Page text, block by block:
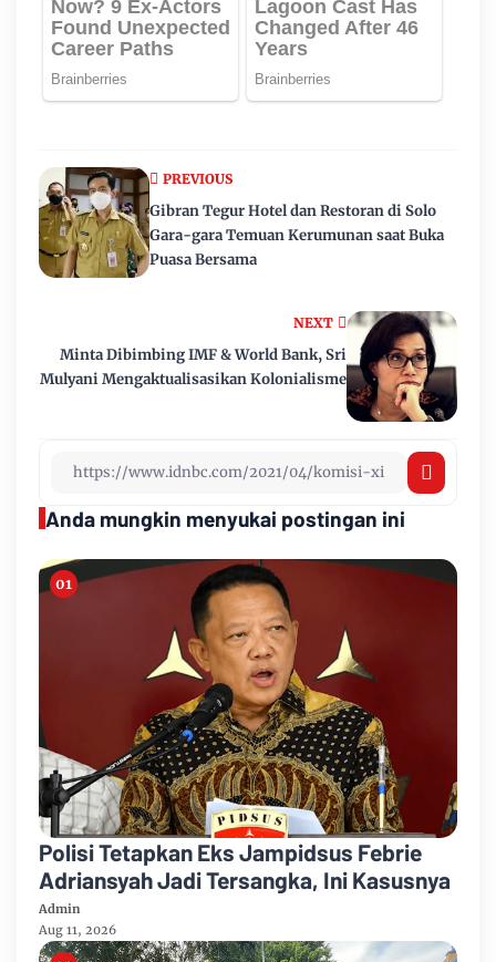
NEXT
Minta Dibimbing IMF & World Bank, Sri
Mulyani Mengaktualisasikan Kolonialisme
PREVIOUS
Gibran Tegur Hotel dan Restoran di Solo
Gara-gara Temuan Kerumunan saat Buka
Puasa Bersama
Anda mungkin menyukai postingan ini
Polisi Tetapkan Eks Jampidsus Febrie
Adriansyah Jadi Tersangka, Ini Kasusnya
Admin
Aug 11, 2026